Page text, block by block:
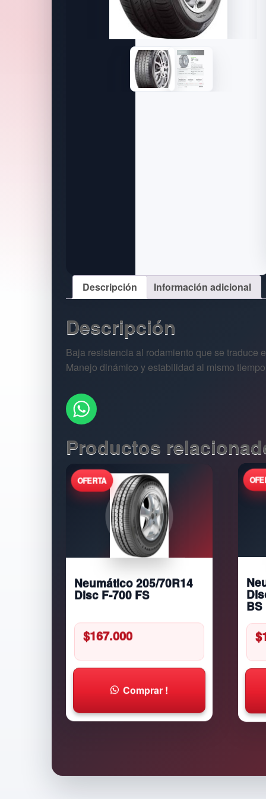
Descripción Información adicional
Descripción
Baja resistencia al rodamiento que se traduce
Manejo dinámico y estabilidad al mismo tiempo
Productos
Neumático 205/70R14
Disc F-700 FS
$167.000
Comprar !
BS
$